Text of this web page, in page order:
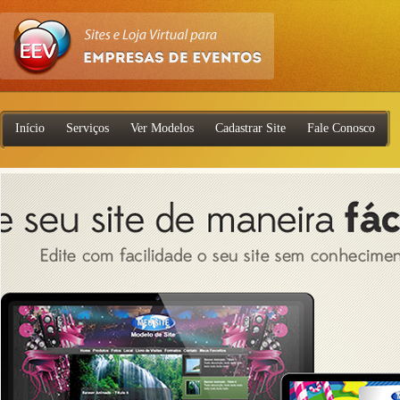
Início Serviços Ver Modelos Cadastrar Site Fale Conosco